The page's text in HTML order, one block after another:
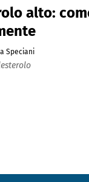
alto:
Speciani